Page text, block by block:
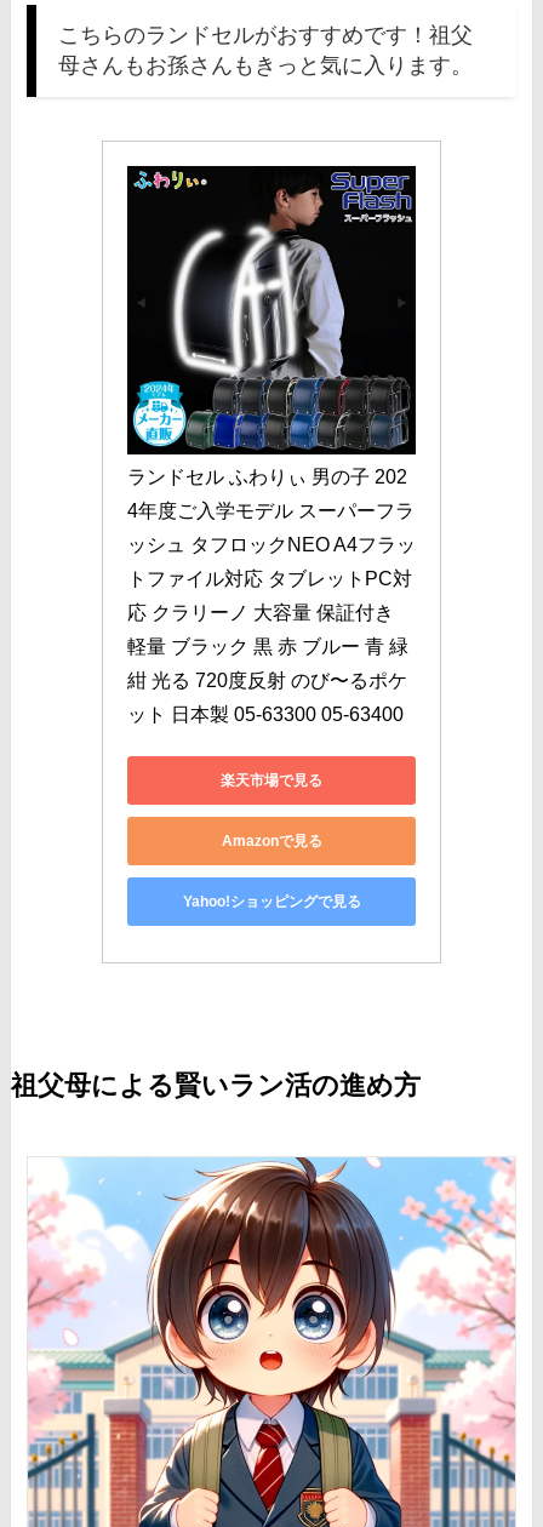
こちらのランドセルがおすすめです！祖父
母さんもお孫さんもきっと気に入ります。
ランドセル ふわりぃ 男の子 202
4年度ご入学モデル スーパーフラ
ッシュ タフロックNEO A4フラッ
トファイル対応 タブレットPC対
応 クラリーノ 大容量 保証付き
軽量 ブラック 黒 赤 ブルー 青 緑
紺 光る 720度反射 のび〜るポケ
ット 日本製 05-63300 05-63400
楽天市場で見る
Amazonで見る
Yahoo!ショッピングで見る
祖父母による賢いラン活の進め方